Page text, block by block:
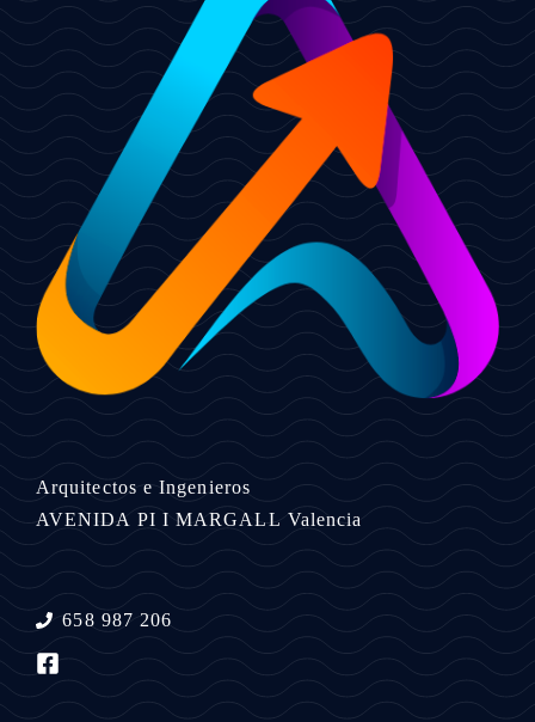
Arquitectos e Ingenieros
AVENIDA PI I MARGALL Valencia
658 987 206